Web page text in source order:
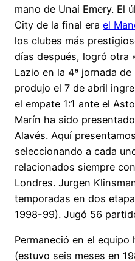
mano de Unai Emery. El
City de la final era el
los clubes más
días después, logró otra
Lazio en la 4ª jornada
produjo el 7 de abril
el empate 1:1 ante el
Marín ha sido
Alavés. Aquí
seleccionando a cada
relacionados siempre
Londres. Jurgen
temporadas en dos
1998-99). Jugó 56
Permaneció en el
(estuvo seis meses en